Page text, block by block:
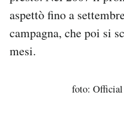
aspettò fino a
campagna, che poi si
mesi.
foto: Official